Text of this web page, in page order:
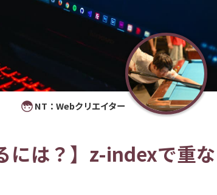
NT：Webクリエイター
には？】z-indexで重な